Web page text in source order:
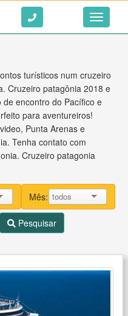
Ir ao conteúdo
Toggle
turísticos num cruzeiro
Cruzeiro patagônia 2018 e
encontro do Pacífico e
para aventureiros!
Punta Arenas e
Tenha contato com
Cruzeiro patagonia
Mês:
Pesquisar